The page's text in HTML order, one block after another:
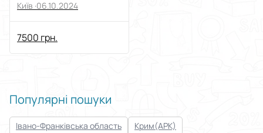
Київ ·06.10.2024
7500 грн.
Популярні пошуки
Івано-Франківська область
Крим(АРК)